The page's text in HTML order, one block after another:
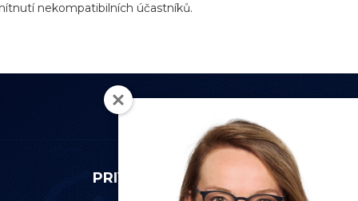
nekompatibilních účastníků.
PRIVACY